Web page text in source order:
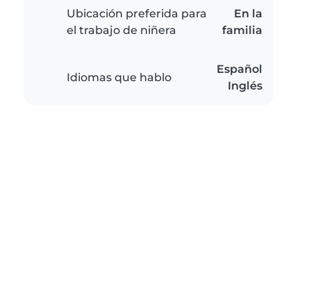
Ubicación preferida para
el trabajo de niñera
En la
familia
Idiomas que hablo
Español
Inglés